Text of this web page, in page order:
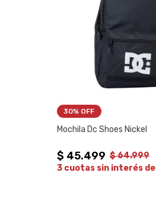
30% OFF
Mochila Dc Shoes Nickel
$ 45.499 $64.999
3 cuotas sin interés de